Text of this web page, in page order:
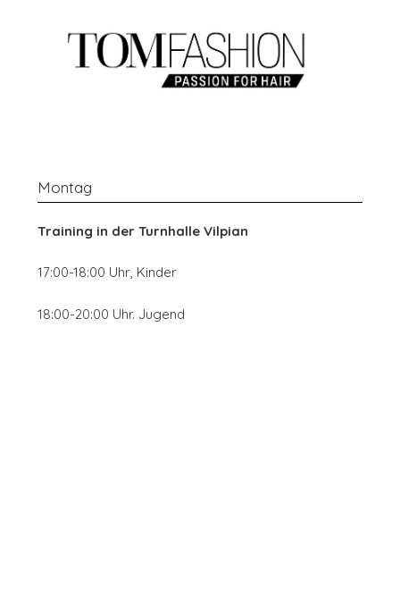
Montag
Training in derTurnhalle Vilpian
17:00-18:00 Uhr, Kinder
18:00-20:00 Uhr. Jugend